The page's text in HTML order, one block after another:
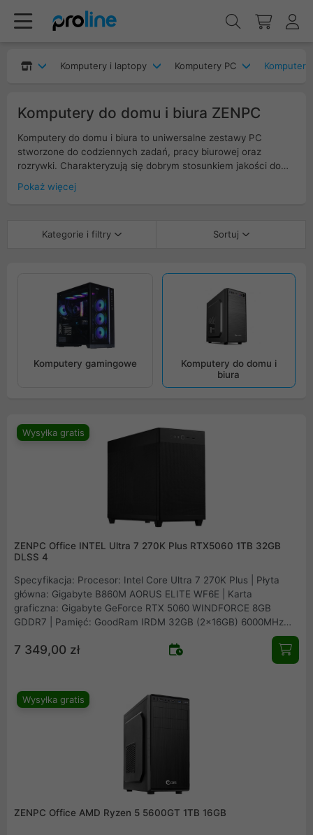
Komputery i laptopy Komputery PC
Komputery do domu i biura ZENPC
Komputery do domu i biura to uniwersalne zestawy PC
stworzone do codziennych zadań, pracy biurowej oraz
rozrywki. Charakteryzują się dobrym stosunkiem jakości do
odpowiednią ilością pamięci RAM. Ciche, energooszczędne i
Pokaż więcej
Kategorie i filtry Sortuj
Komputery gamingowe
Komputery do domu i
biura
Wysyłka gratis
ZENPC Office INTEL Ultra 7 270K Plus RTX5060 1TB 32GB
DLSS 4
Specyfikacja: Procesor: Intel Core Ultra 7 270K Plus | Płyta
główna: Gigabyte B860M AORUS ELITE WF6E | Karta
graficzna: Gigabyte GeForce RTX 5060 WINDFORCE 8GB
GDDR7 | Pamięć: GoodRam IRDM 32GB (2x16GB) 6000MHz
CL30 | Dysk: Patriot Viper VP4300 Lite 1TB M.2 PCIe NVMe
Gen4 | Obudowa: Asus Prime AP201 Mesh | Zasilacz: Seasonic
B12 BM-550 80Plus Bronze 550W | Chłodzenie procesora:
Fander Roxo P12 Reverse
7 349,00 zł
Wysyłka gratis
ZENPC Office AMD Ryzen 5 5600GT 1TB 16GB